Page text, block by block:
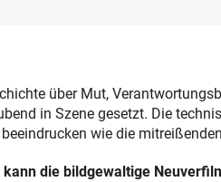
über Mut,
in Szene gesetzt. Die
wie die
die bildgewaltige